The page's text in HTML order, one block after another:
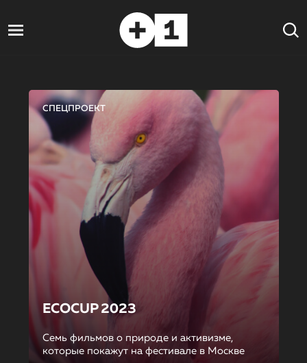
СПЕЦПРОЕКТ
ECOCUP 2023
Семь фильмов о природе и активизме,
которые покажут на фестивале в Москве